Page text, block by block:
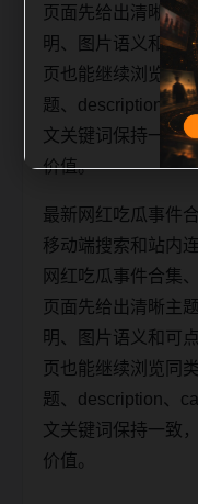
页面先给出清晰主
明、图片语义和可
页也能继续浏览同
题、description、
文关键词保持一致
价值。
最新网红吃瓜事件
移动端搜索和站内
网红吃瓜事件合集
页面先给出清晰主
明、图片语义和可
页也能继续浏览同
题、description、
文关键词保持一致
价值。